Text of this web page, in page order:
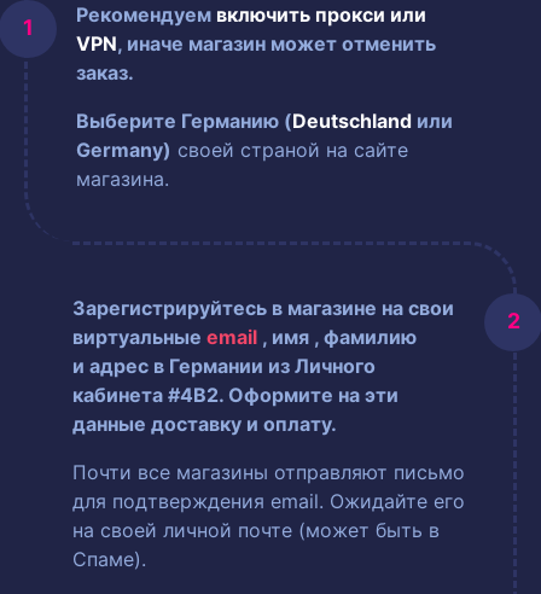
Рекомендуем включить прокси или
VPN, иначе магазин может отменить
заказ.
Выберите Германию (Deutschland или
Germany) своей страной на сайте
магазина.
Зарегистрируйтесь в магазине на свои
виртуальные email , имя , фамилию
и адрес в Германии из Личного
кабинета #4B2. Оформите на эти
данные доставку и оплату.
Почти все магазины отправляют письмо
для подтверждения email. Ожидайте его
на своей личной почте (может быть в
Спаме).